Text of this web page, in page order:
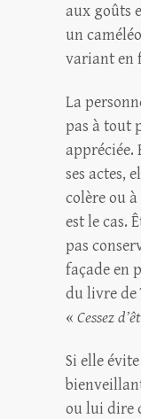
aux goûts
un
variant en
La
pas à tout
appréciée.
ses actes,
colère ou
est le cas.
pas
façade en
du livre de
« Cessez
Si elle
ou lui dire